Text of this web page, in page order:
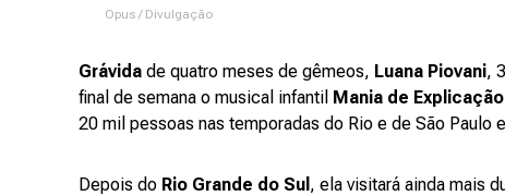
Opus / Divulgação
Grávida de quatro meses de gêmeos, Luana Piovani,
final de semana o musical infantil Mania de Explicação
20 mil pessoas nas temporadas do Rio e de São Paulo
Depois do Rio Grande do Sul , ela visitará ainda mais